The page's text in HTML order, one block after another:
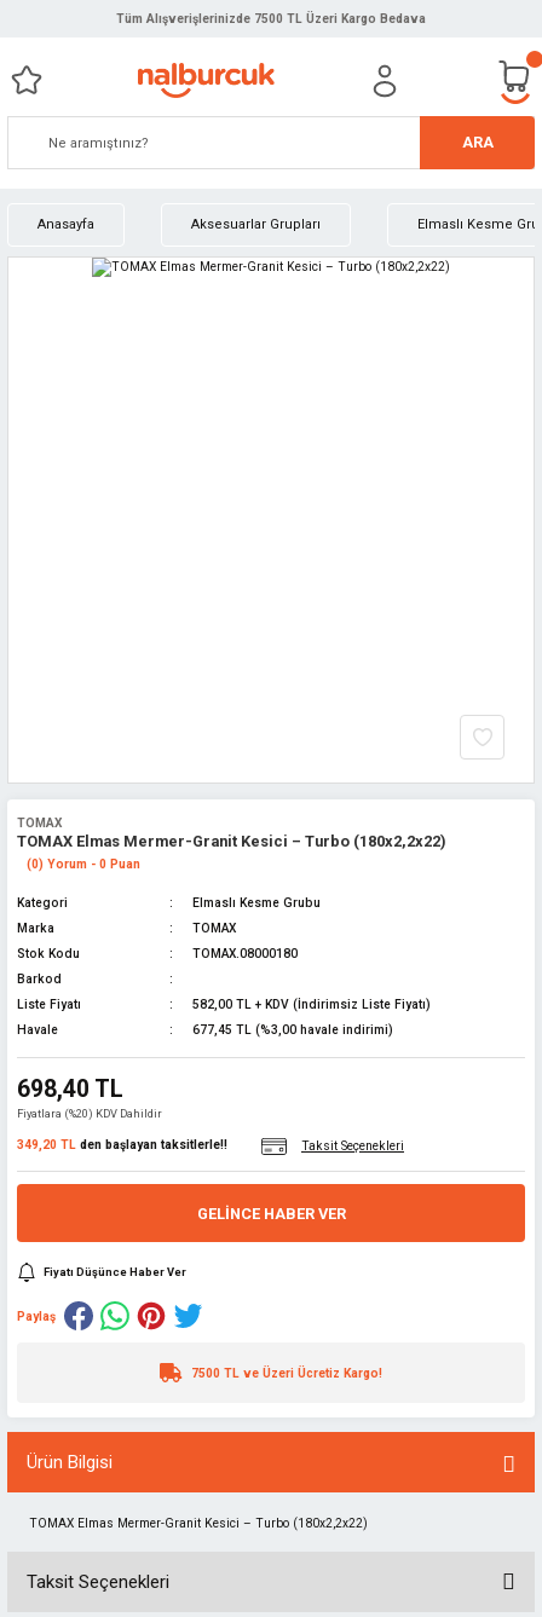
Tüm Alışverişlerinizde 7500 TL Üzeri Kargo Bedava
ARA
Anasayfa Aksesuarlar Grupları Elmaslı Kesme
TOMAX
TOMAX Elmas Mermer-Granit Kesici – Turbo (180x2,2x22)
(0) Yorum - 0 Puan
Kategori
Elmaslı Kesme Grubu
Marka
TOMAX
Stok Kodu
TOMAX.08000180
Barkod
Liste Fiyatı
582,00 TL + KDV (İndirimsiz Liste Fiyatı)
Havale
677,45 TL (%3,00 havale indirimi)
698,40 TL
Fiyatlara (%20) KDV Dahildir
349,20 TL den başlayan taksitlerle!! Taksit Seçenekleri
GELINCE HABER VER
Fiyatı Düşünce Haber Ver
Paylaş
7500 TL ve Üzeri Ücretiz Kargo!
Ürün Bilgisi
TOMAX Elmas Mermer-Granit Kesici – Turbo (180x2,2x22)
Taksit Seçenekleri